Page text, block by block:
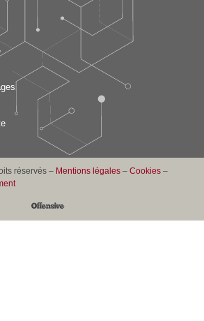
réservés – Mentions légales– Cookies–